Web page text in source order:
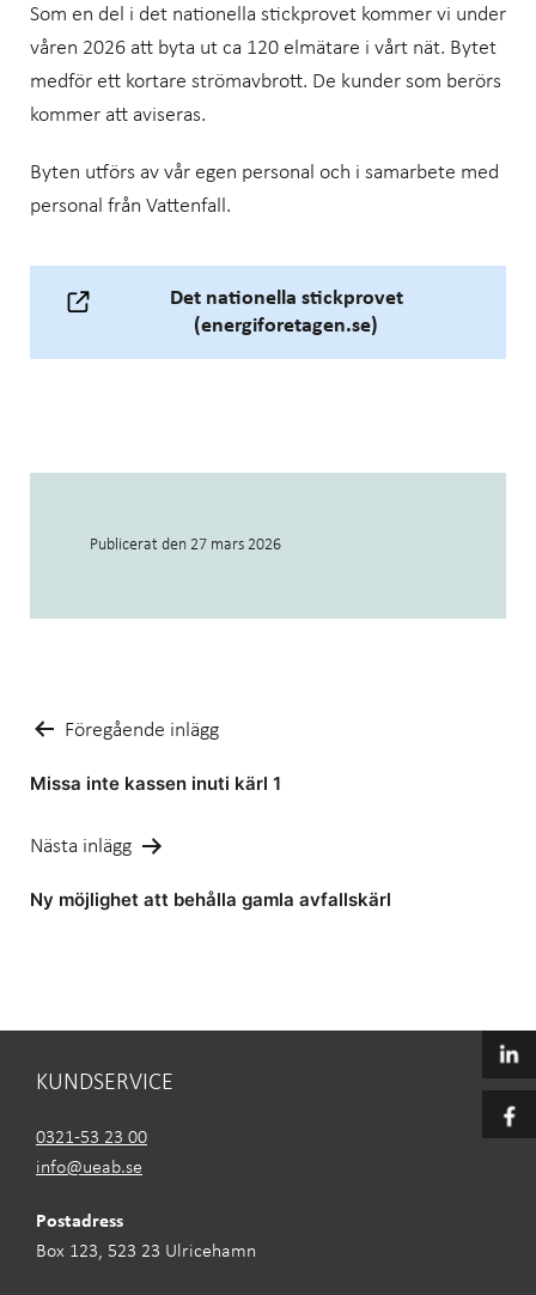
Som en del i det nationella stickprovet kommer vi under
våren 2026 att byta ut ca 120 elmätare i vårt nät. Bytet
medför ett kortare strömavbrott. De kunder som berörs
kommer att aviseras.
Byten utförs av vår egen personal och i samarbete med
personal från Vattenfall.
Det nationella stickprovet
(energiforetagen.se)
Publicerat den 27 mars 2026
Inläggsnavigering
Föregående inlägg
Missa inte kassen inuti kärl 1
Nästa inlägg
Ny möjlighet att behålla gamla avfallskärl
KUNDSERVICE
0321-53 23 00
info@ueab.se
Postadress
Box 123, 523 23 Ulricehamn